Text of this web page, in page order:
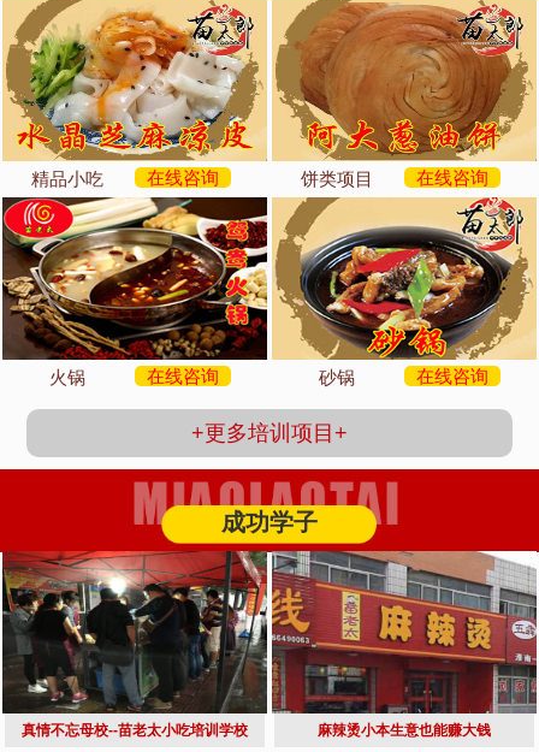
精品小吃 在线咨询 饼类项目 在线咨询
火锅 在线咨询 砂锅 在线咨询
+更多培训项目+
成功学子
真情不忘母校--苗老太小吃培训学校 麻辣烫小本生意也能赚大钱